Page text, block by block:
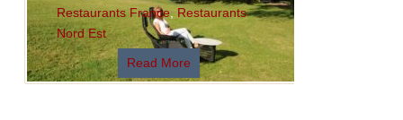
Restaurants France, Restaurants
Nord Est
Read More